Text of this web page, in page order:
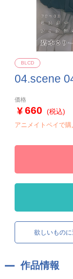
04.scene
BLCD
価格
660 (税込)
アニメイトペイで
欲しいものに
作品情報